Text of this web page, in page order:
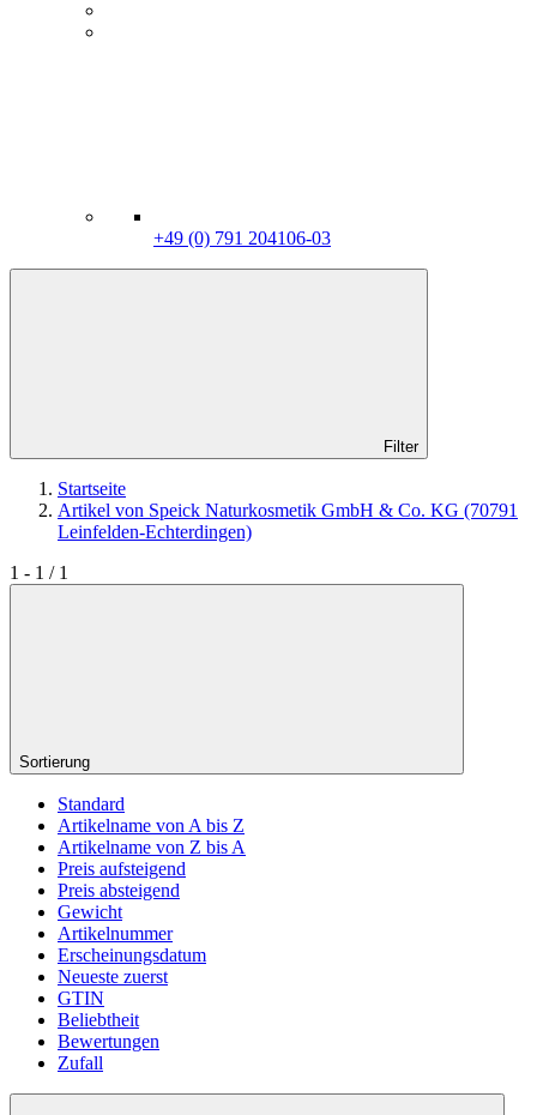
+49 (0) 791 204106-03
Filter
Startseite
Artikel von Speick Naturkosmetik GmbH & Co. KG (70791
Leinfelden-Echterdingen)
1 - 1 / 1
Sortierung
Standard
Artikelname von A bis Z
Artikelname von Z bis A
Preis aufsteigend
Preis absteigend
Gewicht
Artikelnummer
Erscheinungsdatum
Neueste zuerst
GTIN
Beliebtheit
Bewertungen
Zufall